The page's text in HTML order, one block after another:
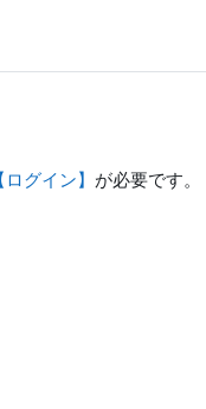
【ログイン】 が必要です